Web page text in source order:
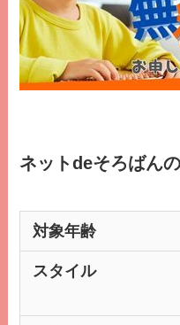
ネットdeそろばん
対象年齢
スタイル